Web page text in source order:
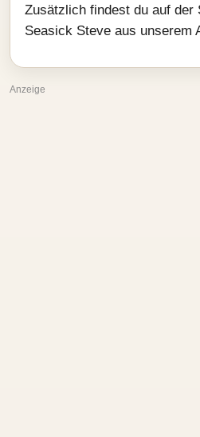
Zusätzlich findest du auf der
Seasick Steve aus unserem
Anzeige